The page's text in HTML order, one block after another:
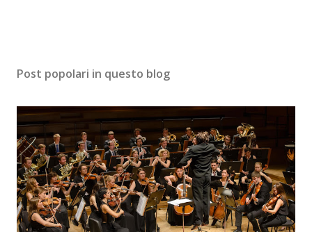
Post popolari in questo blog